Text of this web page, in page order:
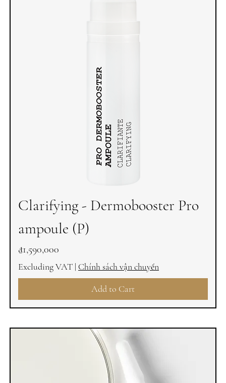
Clarifying - Dermobooster Pro
ampoule (P)
Price
₫1,590,000
Excluding VAT | Chính sách vận chuyển
Add to Cart